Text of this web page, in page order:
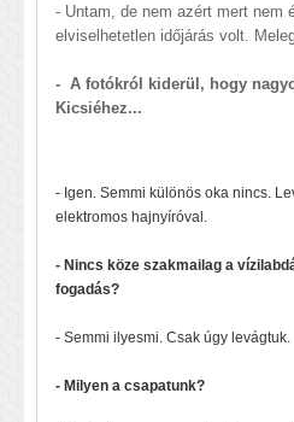
- Untam, de nem azért mert nem
elviselhetetlen időjárás volt.
- A fotókról kiderül, hogy
Kicsiéhez...
- Igen. Semmi különös oka nincs.
elektromos hajnyíróval.
- Nincs köze szakmailag a
fogadás?
- Semmi ilyesmi. Csak úgy levágtuk.
- Milyen a csapatunk?